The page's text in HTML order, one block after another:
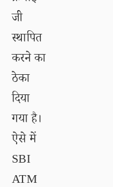
जी
स्थापित
करने का
ठेका
दिया
गया है।
ऐसे में
SBI
ATM